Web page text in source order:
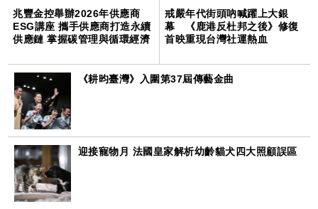
兆豐金控舉辦2026年供應商
ESG講座 攜手供應商打造永續
供應鏈 掌握碳管理與循環經濟
戒嚴年代街頭吶喊躍上大銀
幕 《鹿港反杜邦之後》修復
首映重現台灣社運熱血
《耕昀臺灣》入圍第37屆傳藝金曲
迎接寵物月 法國皇家解析幼齡貓犬四大照顧誤區